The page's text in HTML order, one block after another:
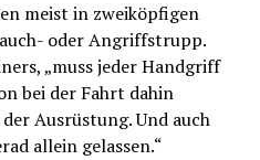
meist in zweiköpfigen
oder Angriffstrupp.
„muss jeder Handgriff
bei der Fahrt dahin
Ausrüstung. Und auch
allein gelassen.“